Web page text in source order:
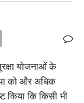
योजनाओं के
को और अधिक
किया कि किसी भी